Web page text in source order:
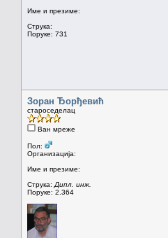
Име и презиме:
Струка:
Поруке: 731
Зоран Ђорђевић
староседелац
Ван мреже
Пол:
Организација:
Име и презиме:
Струка: Дипл. инж.
Поруке: 2.364